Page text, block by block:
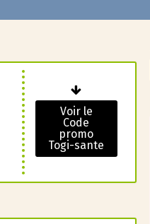
Voir le
Code
promo
Togi-sante